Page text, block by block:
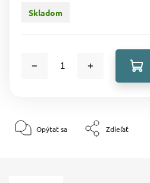
Skladom
Opýtať sa Zdieľať